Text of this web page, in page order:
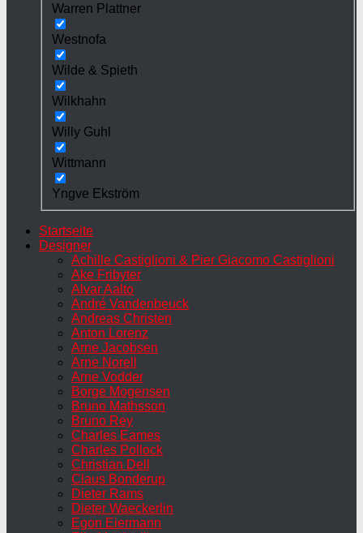
Warren Plattner
Westnofa
Wilde & Spieth
Wilkhahn
Willy Guhl
Wittmann
Yngve Ekström
Startseite
Designer
Achille Castiglioni & Pier Giacomo Castiglioni
Ake Fribyter
Alvar Aalto
André Vandenbeuck
Andreas Christen
Anton Lorenz
Arne Jacobsen
Arne Norell
Arne Vodder
Borge Mogensen
Bruno Mathsson
Bruno Rey
Charles Eames
Charles Pollock
Christian Dell
Claus Bonderup
Dieter Rams
Dieter Waeckerlin
Egon Eiermann